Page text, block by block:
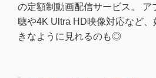
の定額制動画配信サービス。 ア
聴や4K Ultra HD映像対応など
きなように見れるのも◎